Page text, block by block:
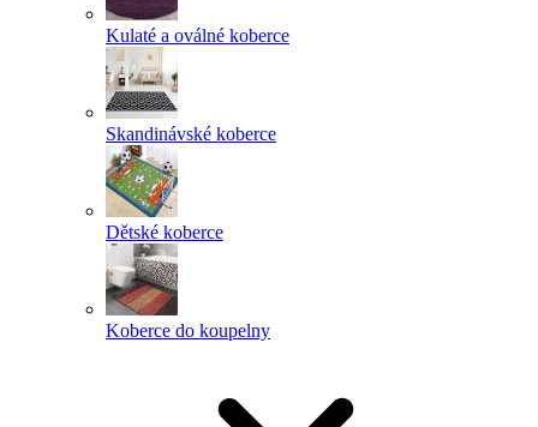
Kulaté a oválné koberce
Skandinávské koberce
Dětské koberce
Koberce do koupelny